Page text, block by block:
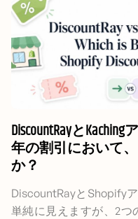
DiscountRayと
年の割引において
か？
DiscountRayとShopify
単純に見えますが、2つ